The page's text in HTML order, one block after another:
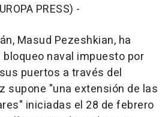
PRESS) -
Masud Pezeshkian, ha
naval impuesto por
puertos a través del
supone "una extensión de las
iniciadas el 28 de febrero